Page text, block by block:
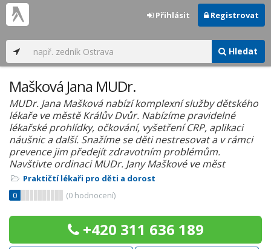
Hledat
Přihlásit Registrovat
Mašková Jana MUDr.
MUDr. Jana Mašková nabízí komplexní služby dětského
lékaře ve městě Králův Dvůr. Nabízíme pravidelné
lékařské prohlídky, očkování, vyšetření CRP, aplikaci
náušnic a další. Snažíme se děti nestresovat a v rámci
prevence jim předejít zdravotním problémům.
Navštivte ordinaci MUDr. Jany Maškové ve měst
Praktičtí lékaři pro děti a dorost
0
(0 hodnocení)
+420 311 636 189